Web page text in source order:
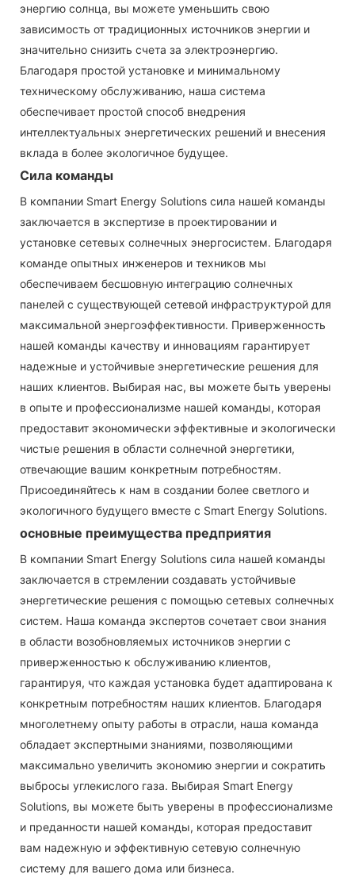
энергию солнца, вы можете уменьшить свою
зависимость от традиционных источников энергии и
значительно снизить счета за электроэнергию.
Благодаря простой установке и минимальному
техническому обслуживанию, наша система
обеспечивает простой способ внедрения
интеллектуальных энергетических решений и внесения
вклада в более экологичное будущее.
Сила команды
В компании Smart Energy Solutions сила нашей команды
заключается в экспертизе в проектировании и
установке сетевых солнечных энергосистем. Благодаря
команде опытных инженеров и техников мы
обеспечиваем бесшовную интеграцию солнечных
панелей с существующей сетевой инфраструктурой для
максимальной энергоэффективности. Приверженность
нашей команды качеству и инновациям гарантирует
надежные и устойчивые энергетические решения для
наших клиентов. Выбирая нас, вы можете быть уверены
в опыте и профессионализме нашей команды, которая
предоставит экономически эффективные и экологически
чистые решения в области солнечной энергетики,
отвечающие вашим конкретным потребностям.
Присоединяйтесь к нам в создании более светлого и
экологичного будущего вместе с Smart Energy Solutions.
основные преимущества предприятия
В компании Smart Energy Solutions сила нашей команды
заключается в стремлении создавать устойчивые
энергетические решения с помощью сетевых солнечных
систем. Наша команда экспертов сочетает свои знания
в области возобновляемых источников энергии с
приверженностью к обслуживанию клиентов,
гарантируя, что каждая установка будет адаптирована к
конкретным потребностям наших клиентов. Благодаря
многолетнему опыту работы в отрасли, наша команда
обладает экспертными знаниями, позволяющими
максимально увеличить экономию энергии и сократить
выбросы углекислого газа. Выбирая Smart Energy
Solutions, вы можете быть уверены в профессионализме
и преданности нашей команды, которая предоставит
вам надежную и эффективную сетевую солнечную
систему для вашего дома или бизнеса.